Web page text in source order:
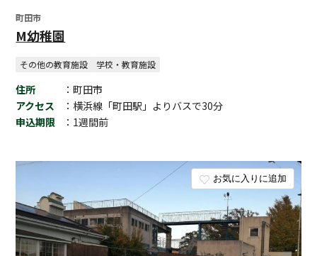
お気に入りに追加
町田市
M幼稚園
その他の教育施設 学校・教育施設
住所
：町田市
アクセス
：横浜線「町田駅」よりバスで30分
申込期限
：1週間前